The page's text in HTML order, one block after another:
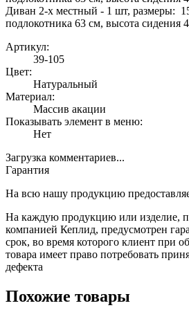
Диван 2-х местный - 1 шт, размеры:
подлокотника 63 см, высота сидения
Артикул:
39-105
Цвет:
Натуральный
Материал:
Массив акации
Показывать элемент в меню:
Нет
Загрузка комментариев...
Гарантия
На всю нашу продукцию
На каждую продукцию или изделие,
компанией Кеплид, предусмотрен
срок, во время которого клиент при
товара имеет право потребовать
дефекта
Похожие товары